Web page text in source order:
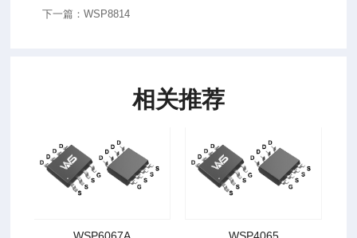
下一篇：WSP8814
相关推荐
WSP6067A WSP4065